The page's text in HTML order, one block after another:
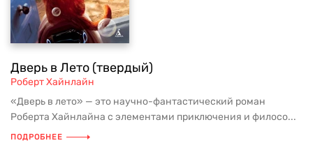
Дверь в Лето (твердый)
Роберт Хайнлайн
«Дверь в лето» — это научно-фантастический роман
Роберта Хайнлайна с элементами приключения и филосо...
ПОДРОБНЕЕ